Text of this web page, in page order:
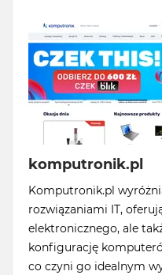
komputronik.pl
Komputronik.pl
rozwiązaniami IT,
elektronicznego, ale
konfigurację
co czyni go idealnym